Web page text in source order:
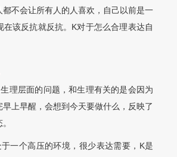
不会让所有人的人喜欢，自己以前是一
在该反抗就反抗。K对于怎么合理表达自
理层面的问题，和生理有关的是会因为
上早醒，会想到今天要做什么，反映了
一个高压的环境，很少表达需要，K是